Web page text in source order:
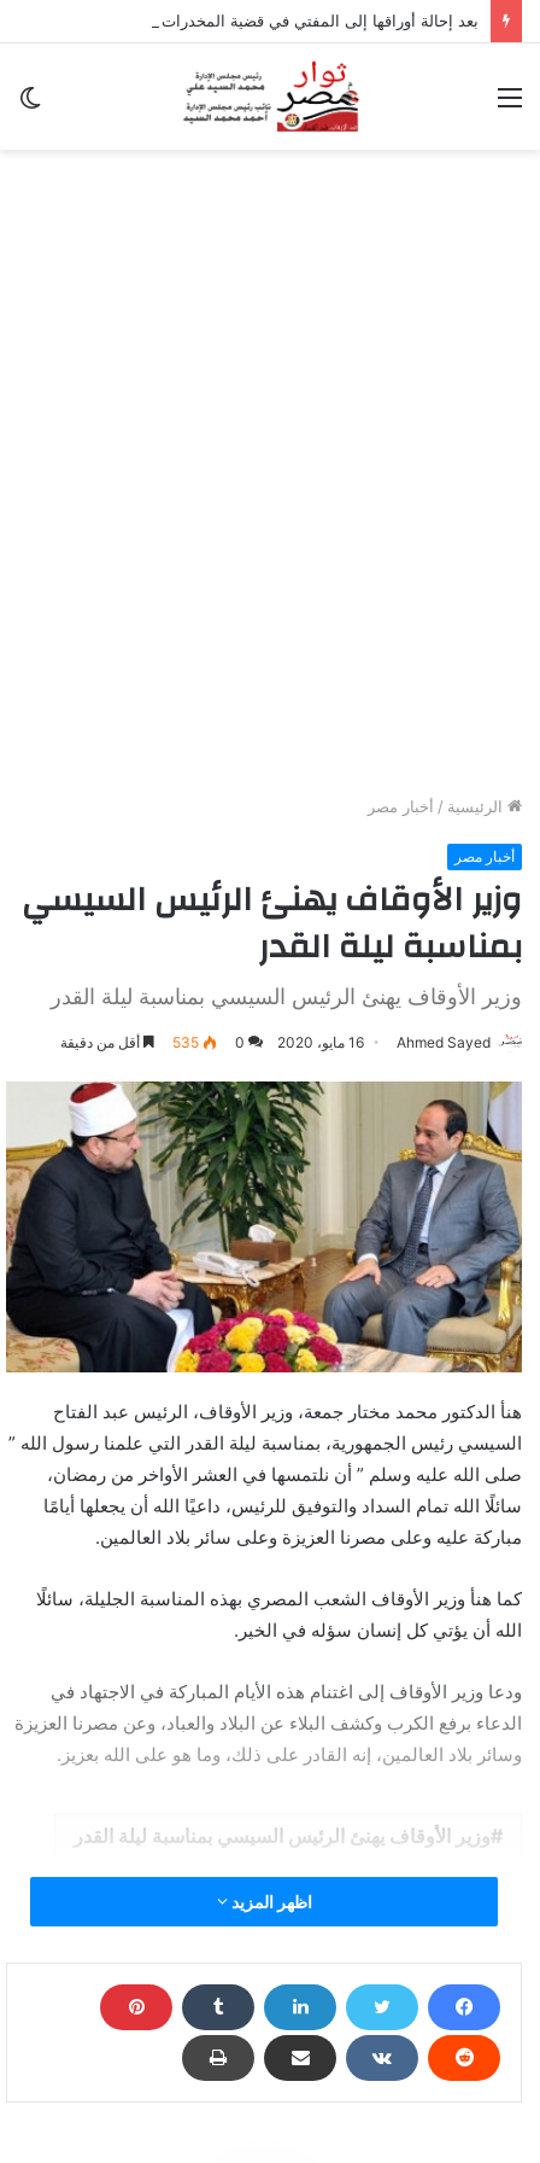
القائمة
الرئيسية / أخبار مصر
أخبار مصر
وزير الأوقاف يهنئ الرئيس السيسي
بمناسبة ليلة القدر
وزير الأوقاف يهنئ الرئيس السيسي بمناسبة ليلة القدر
Ahmed Sayed 16 مايو، 2020 0
535 أقل من دقيقة
هنأ الدكتور محمد مختار جمعة، وزير الأوقاف، الرئيس عبد الفتاح
السيسي رئيس الجمهورية، بمناسبة ليلة القدر التي علمنا رسول الله ”
صلى الله عليه وسلم ” أن نلتمسها في العشر الأواخر من رمضان،
سائلًا الله تمام السداد والتوفيق للرئيس، داعيًا الله أن يجعلها أيامًا
مباركة عليه وعلى مصرنا العزيزة وعلى سائر بلاد العالمين.
كما هنأ وزير الأوقاف الشعب المصري بهذه المناسبة الجليلة، سائلًا
الله أن يؤتي كل إنسان سؤله في الخير.
ودعا وزير الأوقاف إلى اغتنام هذه الأيام المباركة في الاجتهاد في
الدعاء برفع الكرب وكشف البلاء عن البلاد والعباد، وعن مصرنا العزيزة
وسائر بلاد العالمين، إنه القادر على ذلك، وما هو على الله بعزيز.
وزير الأوقاف يهنئ الرئيس السيسي بمناسبة ليلة القدر
اظهر المزيد